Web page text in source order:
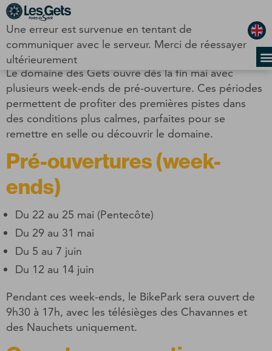
Une erreur est survenue en tentant de
communiquer avec le serveur. Merci de réessayer
ultérieurement
Dates d'ouverture été 2026
Le domaine des Gets ouvre dès la fin mai avec
plusieurs week-ends de pré-ouverture. Ces périodes
permettent de profiter des premières pistes dans
des conditions plus calmes, parfaites pour se
remettre en selle ou découvrir le domaine.
Pré-ouvertures (week-
ends)
Du 22 au 25 mai (Pentecôte)
Du 29 au 31 mai
Du 5 au 7 juin
Du 12 au 14 juin
Pendant ces week-ends, le BikePark sera ouvert de
9h30 à 17h, avec les télésièges des Chavannes et
des Nauchets uniquement.
Panneau de gestion des cookies